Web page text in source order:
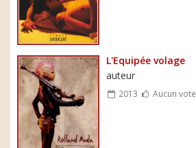
L'Equipée volage
auteur
2013 Aucun vote